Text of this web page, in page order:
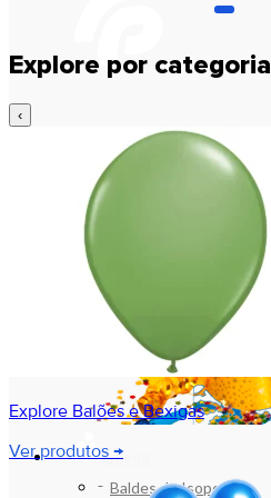
ISOPOR
Baldes de Isopor
Explore por categoria
‹
Explore Balões e Bexigas
Ver produtos →